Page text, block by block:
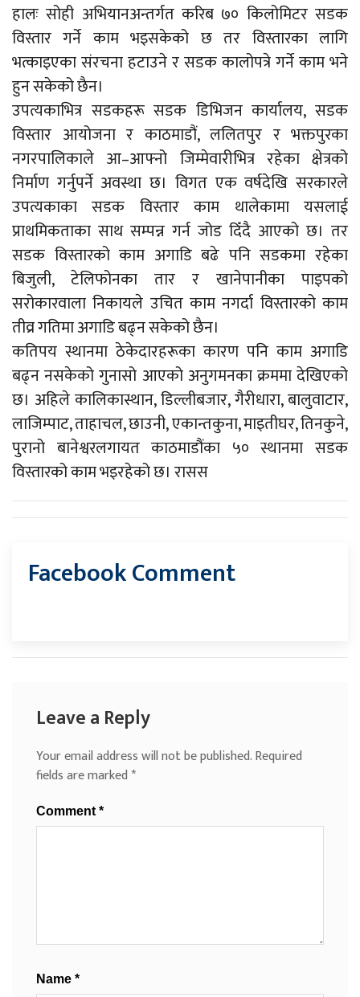
हालः सोही अभियानअन्तर्गत करिब ७० किलोमिटर सडक
विस्तार गर्ने काम भइसकेको छ तर विस्तारका लागि
भत्काइएका संरचना हटाउने र सडक कालोपत्रे गर्ने काम भने
हुन सकेको छैन।
उपत्यकाभित्र सडकहरू सडक डिभिजन कार्यालय, सडक
विस्तार आयोजना र काठमाडौं, ललितपुर र भक्तपुरका
नगरपालिकाले आ–आफ्नो जिम्मेवारीभित्र रहेका क्षेत्रको
निर्माण गर्नुपर्ने अवस्था छ। विगत एक वर्षदेखि सरकारले
उपत्यकाका सडक विस्तार काम थालेकामा यसलाई
प्राथमिकताका साथ सम्पन्न गर्न जोड दिँदै आएको छ। तर
सडक विस्तारको काम अगाडि बढे पनि सडकमा रहेका
बिजुली, टेलिफोनका तार र खानेपानीका पाइपको
सरोकारवाला निकायले उचित काम नगर्दा विस्तारको काम
तीव्र गतिमा अगाडि बढ्न सकेको छैन।
कतिपय स्थानमा ठेकेदारहरूका कारण पनि काम अगाडि
बढ्न नसकेको गुनासो आएको अनुगमनका क्रममा देखिएको
छ। अहिले कालिकास्थान, डिल्लीबजार, गैरीधारा, बालुवाटार,
लाजिम्पाट, ताहाचल, छाउनी, एकान्तकुना, माइतीघर, तिनकुने,
पुरानो बानेश्वरलगायत काठमाडौंका ५० स्थानमा सडक
विस्तारको काम भइरहेको छ। रासस
Facebook Comment
Leave a Reply
Your email address will not be published.Required
fields are marked*
Comment *
Name *